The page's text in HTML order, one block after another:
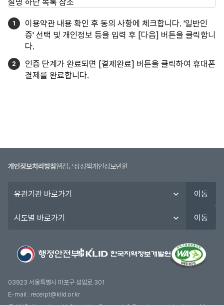
이용약관 내용 확인 후 동의 사항에 체크합니다. '일반인
증' 선택 및 개인정보 등을 입력 후 [다음] 버튼을 클릭합니
다.
인증 단계가 완료되면 [결제완료] 버튼을 클릭하여 휴대폰
결제를 완료합니다.
개인정보처리방침웹접근성정책개인정보민원
관
이동
도
기
이동
03923 서울특별시 마포구 성암로 301
E-mail : receipt@klid.or.kr